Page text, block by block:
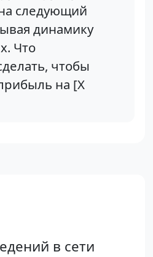
следующий
динамику
Что
чтобы
на [X
в сети